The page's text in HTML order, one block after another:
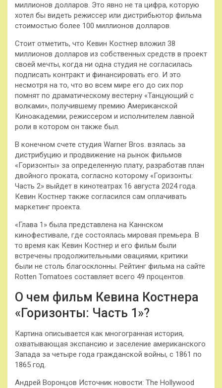
миллионов долларов. Это явно не та цифра, которую
хотел бы видеть режиссер или дистрибьютор фильма
стоимостью более 100 миллионов долларов.
Стоит отметить, что Кевин Костнер вложил 38
миллионов долларов из собственных средств в проект
своей мечты, когда ни одна студия не согласилась
подписать контракт и финансировать его. И это
несмотря на то, что во всем мире его до сих пор
помнят по драматическому вестерну «Танцующий с
волками», получившему премию Американской
Киноакадемии, режиссером и исполнителем лавной
роли в котором он также был.
В конечном счете студия Warner Bros. взялась за
дистрибуцию и продвижение на рынок фильмов
«Горизонты» за определенную плату, разработав план
двойного проката, согласно которому «Горизонты:
Часть 2» выйдет в кинотеатрах 16 августа 2024 года.
Кевин Костнер также согласился сам оплачивать
маркетинг проекта.
«Глава 1» была представлена на Каннском
кинофестивале, где состоялась мировая премьера. В
то время как Кевин Костнер и его фильм были
встречены продолжительными овациями, критики
были не столь благосклонны. Рейтинг фильма на сайте
Rotten Tomatoes составляет всего 49 процентов.
О чем фильм Кевина Костнера
«Горизонты: Часть 1»?
Картина описывается как многогранная история,
охватывающая экспансию и заселение американского
Запада за четыре года гражданской войны, с 1861 по
1865 год.
Андрей Воронцов Источник новости: The Hollywood